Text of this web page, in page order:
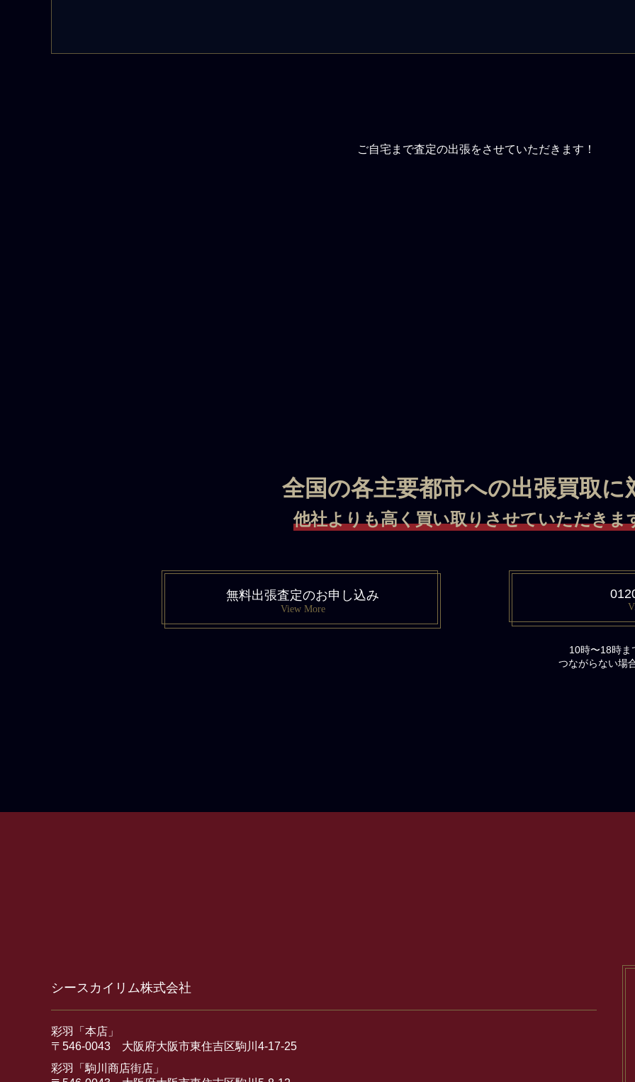
ご自宅まで査定の出張をさせていただきます！
全国の各主要都市への出張買取に
他社よりも高く買い取りさせていただきま
無料出張査定のお申し込み
View More
10時〜18時ま
つながらない場
シースカイリム株式会社
彩羽「本店」
〒546-0043 大阪府大阪市東住吉区駒川4-17-25
彩羽「駒川商店街店」